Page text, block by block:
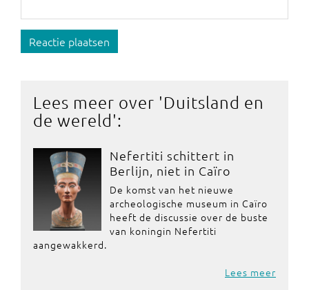
Reactie plaatsen
Lees meer over 'Duitsland en
de wereld':
Nefertiti schittert in
Berlijn, niet in Caïro
De komst van het nieuwe
archeologische museum in Caïro
heeft de discussie over de buste
van koningin Nefertiti
aangewakkerd.
Lees meer